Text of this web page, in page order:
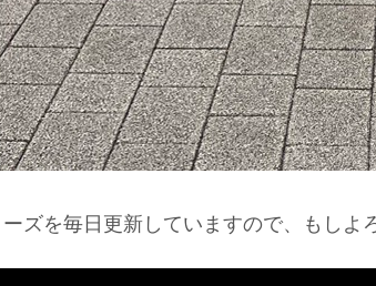
ーズを毎日更新していますので、もし